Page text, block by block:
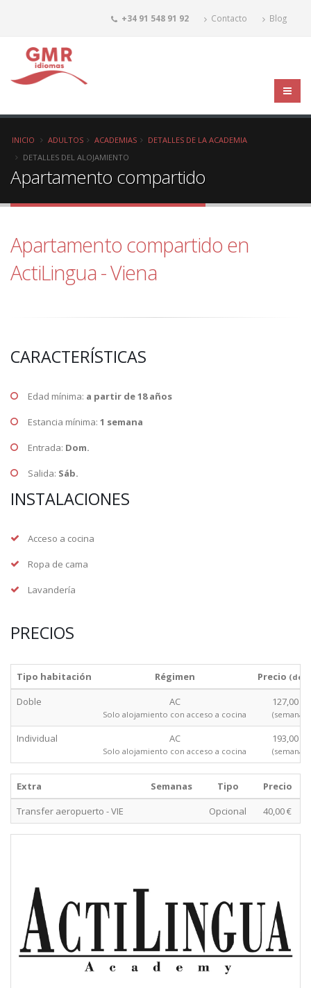
+34 91 548 91 92 Contacto Blog
INICIO ADULTOS ACADEMIAS
DETALLES DE LA ACADEMIA
DETALLES DEL ALOJAMIENTO
Apartamento compartido
Apartamento compartido en
ActiLingua - Viena
CARACTERÍSTICAS
Edad mínima: a partir de 18 años
Estancia mínima: 1 semana
Entrada: Dom.
Salida: Sáb.
INSTALACIONES
Acceso a cocina
Ropa de cama
Lavandería
PRECIOS
Tipo habitación Régimen Precio
Doble AC
Solo alojamiento con acceso a cocina
127,00 €
(semana)
Individual AC
Solo alojamiento con acceso a cocina
193,00 €
(semana)
Extra Semanas Tipo
Precio
Transfer aeropuerto - VIE
Opcional 40,00 €